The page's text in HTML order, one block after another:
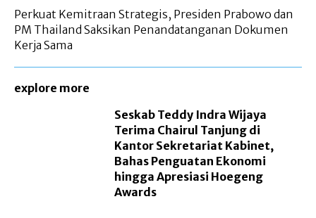
Perkuat Kemitraan Strategis, Presiden Prabowo dan
PM Thailand Saksikan Penandatanganan Dokumen
Kerja Sama
explore more
Seskab Teddy Indra Wijaya
Terima Chairul Tanjung di
Kantor Sekretariat Kabinet,
Bahas Penguatan Ekonomi
hingga Apresiasi Hoegeng
Awards